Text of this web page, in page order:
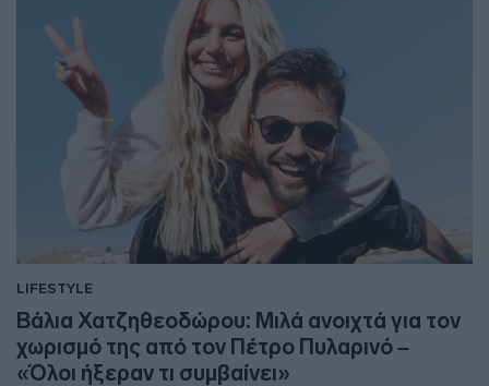
LIFESTYLE
Βάλια Χατζηθεοδώρου: Μιλά ανοιχτά για τον
χωρισμό της από τον Πέτρο Πυλαρινό –
«Όλοι ήξεραν τι συμβαίνει»